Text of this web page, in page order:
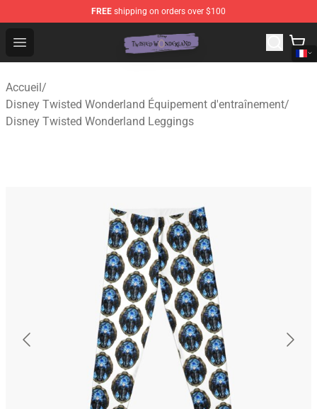
FREE shipping on orders over $100
Open menu
Twisted Wonderland Store - Official Twisted
Accueil/
Disney Twisted Wonderland Équipement d'entraînement/
Disney Twisted Wonderland Leggings